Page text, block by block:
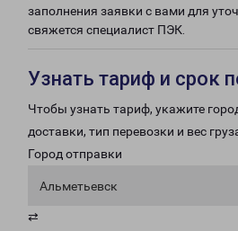
заполнения заявки с вами для
свяжется специалист ПЭК.
Узнать тариф и срок
Чтобы узнать тариф, укажите
доставки, тип перевозки и вес
Город отправки
Альметьевск
⇄